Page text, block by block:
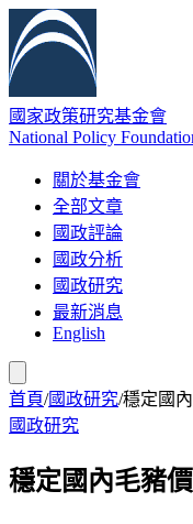
國家政策研究基金會
National Policy
關於基金會
全部文章
國政評論
國政分析
國政研究
最新消息
English
首頁/國政研究/穩定國
國政研究
穩定國內毛豬